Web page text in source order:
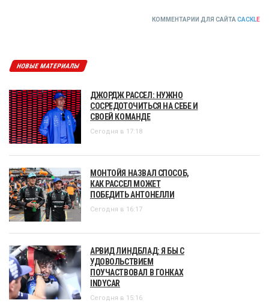
КОММЕНТАРИИ ДЛЯ САЙТА CACKLE
НОВЫЕ МАТЕРИАЛЫ
ДЖОРДЖ РАССЕЛ: НУЖНО
СОСРЕДОТОЧИТЬСЯ НА СЕБЕ И
СВОЕЙ КОМАНДЕ
Сегодня в 17:18
МОНТОЙЯ НАЗВАЛ СПОСОБ,
КАК РАССЕЛ МОЖЕТ
ПОБЕДИТЬ АНТОНЕЛЛИ
Сегодня в 16:17
АРВИД ЛИНДБЛАД: Я БЫ С
УДОВОЛЬСТВИЕМ
ПОУЧАСТВОВАЛ В ГОНКАХ
INDYCAR
Сегодня в 15:16